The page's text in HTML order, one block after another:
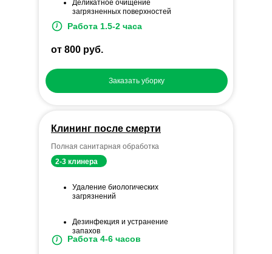
Удаление биологических
загрязнений
Дезинфекция и устранение
запахов
Полная санитарная обработка
Клининг после смерти
Работа 4-6 часов
2-3 клинера
Деликатное очищение
загрязненных поверхностей
от 800 руб.
Работа 1.5-2 часа
Заказать уборку